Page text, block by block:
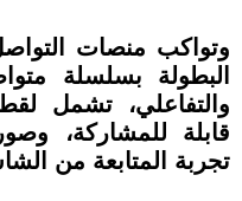
البطولة بسلسلة
والتفاعلي، تشمل
قابلة للمشاركة،
تجربة المتابعة من